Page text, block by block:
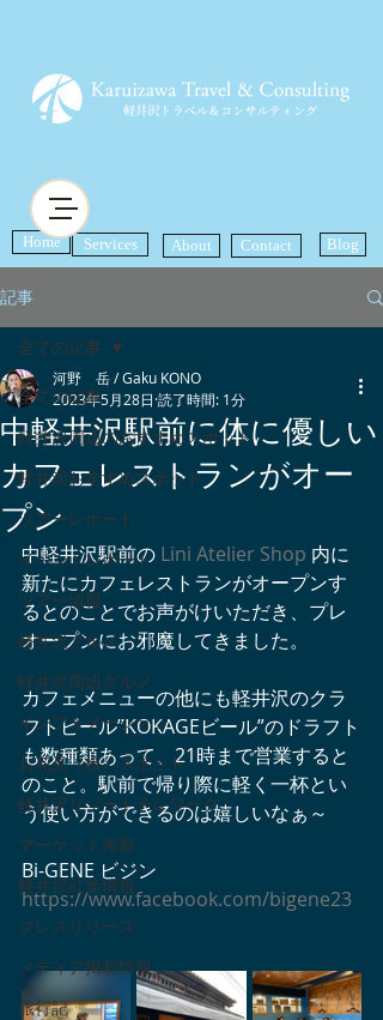
Home Services About Contact Blog
記事
全ての記事
軽井沢周辺のおすすめスポット
軽井沢おすすめスポット
ツアーレポート
イベントレポート
ツアー情報
軽井沢グルメ
軽井沢周辺グルメ
インフォメーション
お花見（桜）スポット
軽井沢リゾートテレワーク
マーケット考察
軽井沢紅葉情報
プレスリリース
メディア掲載情報
旅行記
全ての記事
中軽井沢駅前に体に優しい
カフェレストランがオー
プン
河野 岳 / Gaku KONO
2023年5月28日 読了時間: 1分
中軽井沢駅前の Lini Atelier Shop 内に
新たにカフェレストランがオープンす
るとのことでお声がけいただき、プレ
オープンにお邪魔してきました。
カフェメニューの他にも軽井沢のクラ
フトビール”KOKAGEビール”のドラフト
も数種類あって、21時まで営業すると
のこと。駅前で帰り際に軽く一杯とい
う使い方ができるのは嬉しいなぁ～
Bi-GENE ビジン
https://www.facebook.com/bigene23